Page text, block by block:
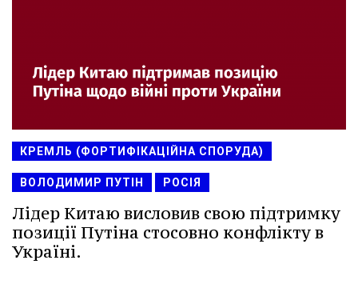
КРЕМЛЬ (ФОРТИФІКАЦІЙНА СПОРУДА)
ВОЛОДИМИР ПУТІН РОСІЯ
Лідер Китаю висловив свою підтримку
позиції Путіна стосовно конфлікту в
Україні.